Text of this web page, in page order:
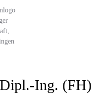
Ing. (FH)